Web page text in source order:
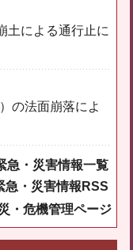
土による通行止に
の法面崩落によ
急・災害情報一覧
急・災害情報RSS
・危機管理ページ